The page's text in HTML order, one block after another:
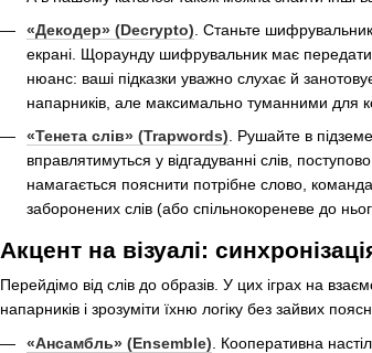
«Декодер» (Decrypto) . Станьте
екрані. Щораунду шифрувальник має
нюанс: ваші підказки уважно слухає й
напарників, але максимально туманними для
«Тенета слів» (Trapwords). Рушайте в
вправлятимуться у відгадуванні слів,
намагається пояснити потрібне слово,
заборонених слів (або спільнокореневе до
Акцент на візуалі:
Перейдімо від слів до образів. У цих іграх на
напарників і зрозуміти їхню логіку без зайвих
«Ансамбль» (Ensemble) . Кооперативна